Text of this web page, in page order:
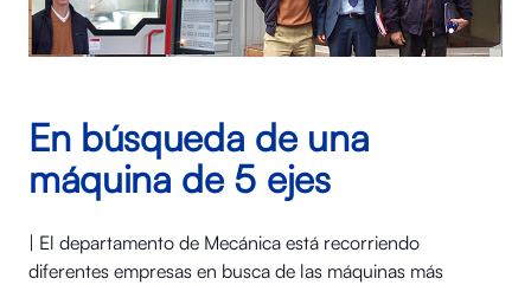
En búsqueda de una
máquina de 5 ejes
| El departamento de Mecánica está recorriendo
diferentes empresas en busca de las máquinas más